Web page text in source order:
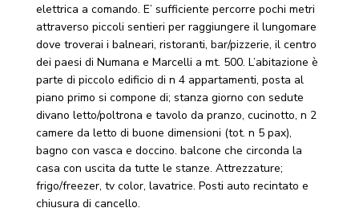
elettrica a comando. E’ sufficiente percorre pochi metri
attraverso piccoli sentieri per raggiungere il lungomare
dove troverai i balneari, ristoranti, bar/pizzerie, il centro
dei paesi di Numana e Marcelli a mt. 500. L’abitazione è
parte di piccolo edificio di n 4 appartamenti, posta al
piano primo si compone di; stanza giorno con sedute
divano letto/poltrona e tavolo da pranzo, cucinotto, n 2
camere da letto di buone dimensioni (tot. n 5 pax),
bagno con vasca e doccino. balcone che circonda la
casa con uscita da tutte le stanze. Attrezzature;
frigo/freezer, tv color, lavatrice. Posti auto recintato e
chiusura di cancello.